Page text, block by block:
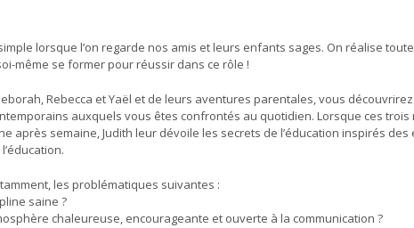
simple lorsque l’on regarde nos amis et leurs enfants sages. On réalise
même se former pour réussir dans ce rôle !
Rebecca et Yaël et de leurs aventures parentales, vous
auxquels vous êtes confrontés au quotidien. Lorsque ces
après semaine, Judith leur dévoile les secrets de l’éducation inspirés des
les problématiques suivantes :
saine ?
chaleureuse, encourageante et ouverte à la communication ?